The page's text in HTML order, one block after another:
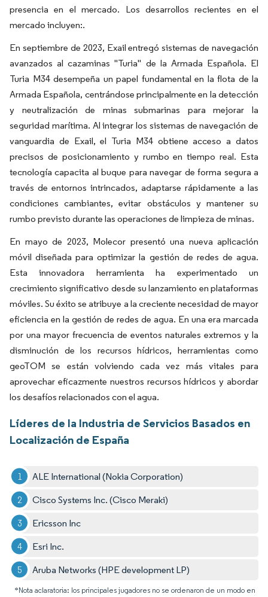
presencia en el mercado. Los desarrollos recientes en el
mercado incluyen:.
En septiembre de 2023, Exail entregó sistemas de navegación
avanzados al cazaminas "Turia" de la Armada Española. El
Turia M34 desempeña un papel fundamental en la flota de la
Armada Española, centrándose principalmente en la detección
y neutralización de minas submarinas para mejorar la
seguridad marítima. Al integrar los sistemas de navegación de
vanguardia de Exail, el Turia M34 obtiene acceso a datos
precisos de posicionamiento y rumbo en tiempo real. Esta
tecnología capacita al buque para navegar de forma segura a
través de entornos intrincados, adaptarse rápidamente a las
condiciones cambiantes, evitar obstáculos y mantener su
rumbo previsto durante las operaciones de limpieza de minas.
En mayo de 2023, Molecor presentó una nueva aplicación
móvil diseñada para optimizar la gestión de redes de agua.
Esta innovadora herramienta ha experimentado un
crecimiento significativo desde su lanzamiento en plataformas
móviles. Su éxito se atribuye a la creciente necesidad de mayor
eficiencia en la gestión de redes de agua. En una era marcada
por una mayor frecuencia de eventos naturales extremos y la
disminución de los recursos hídricos, herramientas como
geoTOM se están volviendo cada vez más vitales para
aprovechar eficazmente nuestros recursos hídricos y abordar
los desafíos relacionados con el agua.
Líderes de la Industria de Servicios Basados en
Localización de España
ALE International (Nokia Corporation)
Cisco Systems Inc. (Cisco Meraki)
Ericsson Inc
Esri Inc.
Aruba Networks (HPE development LP)
*Nota aclaratoria: los principales jugadores no se ordenaron de un modo en